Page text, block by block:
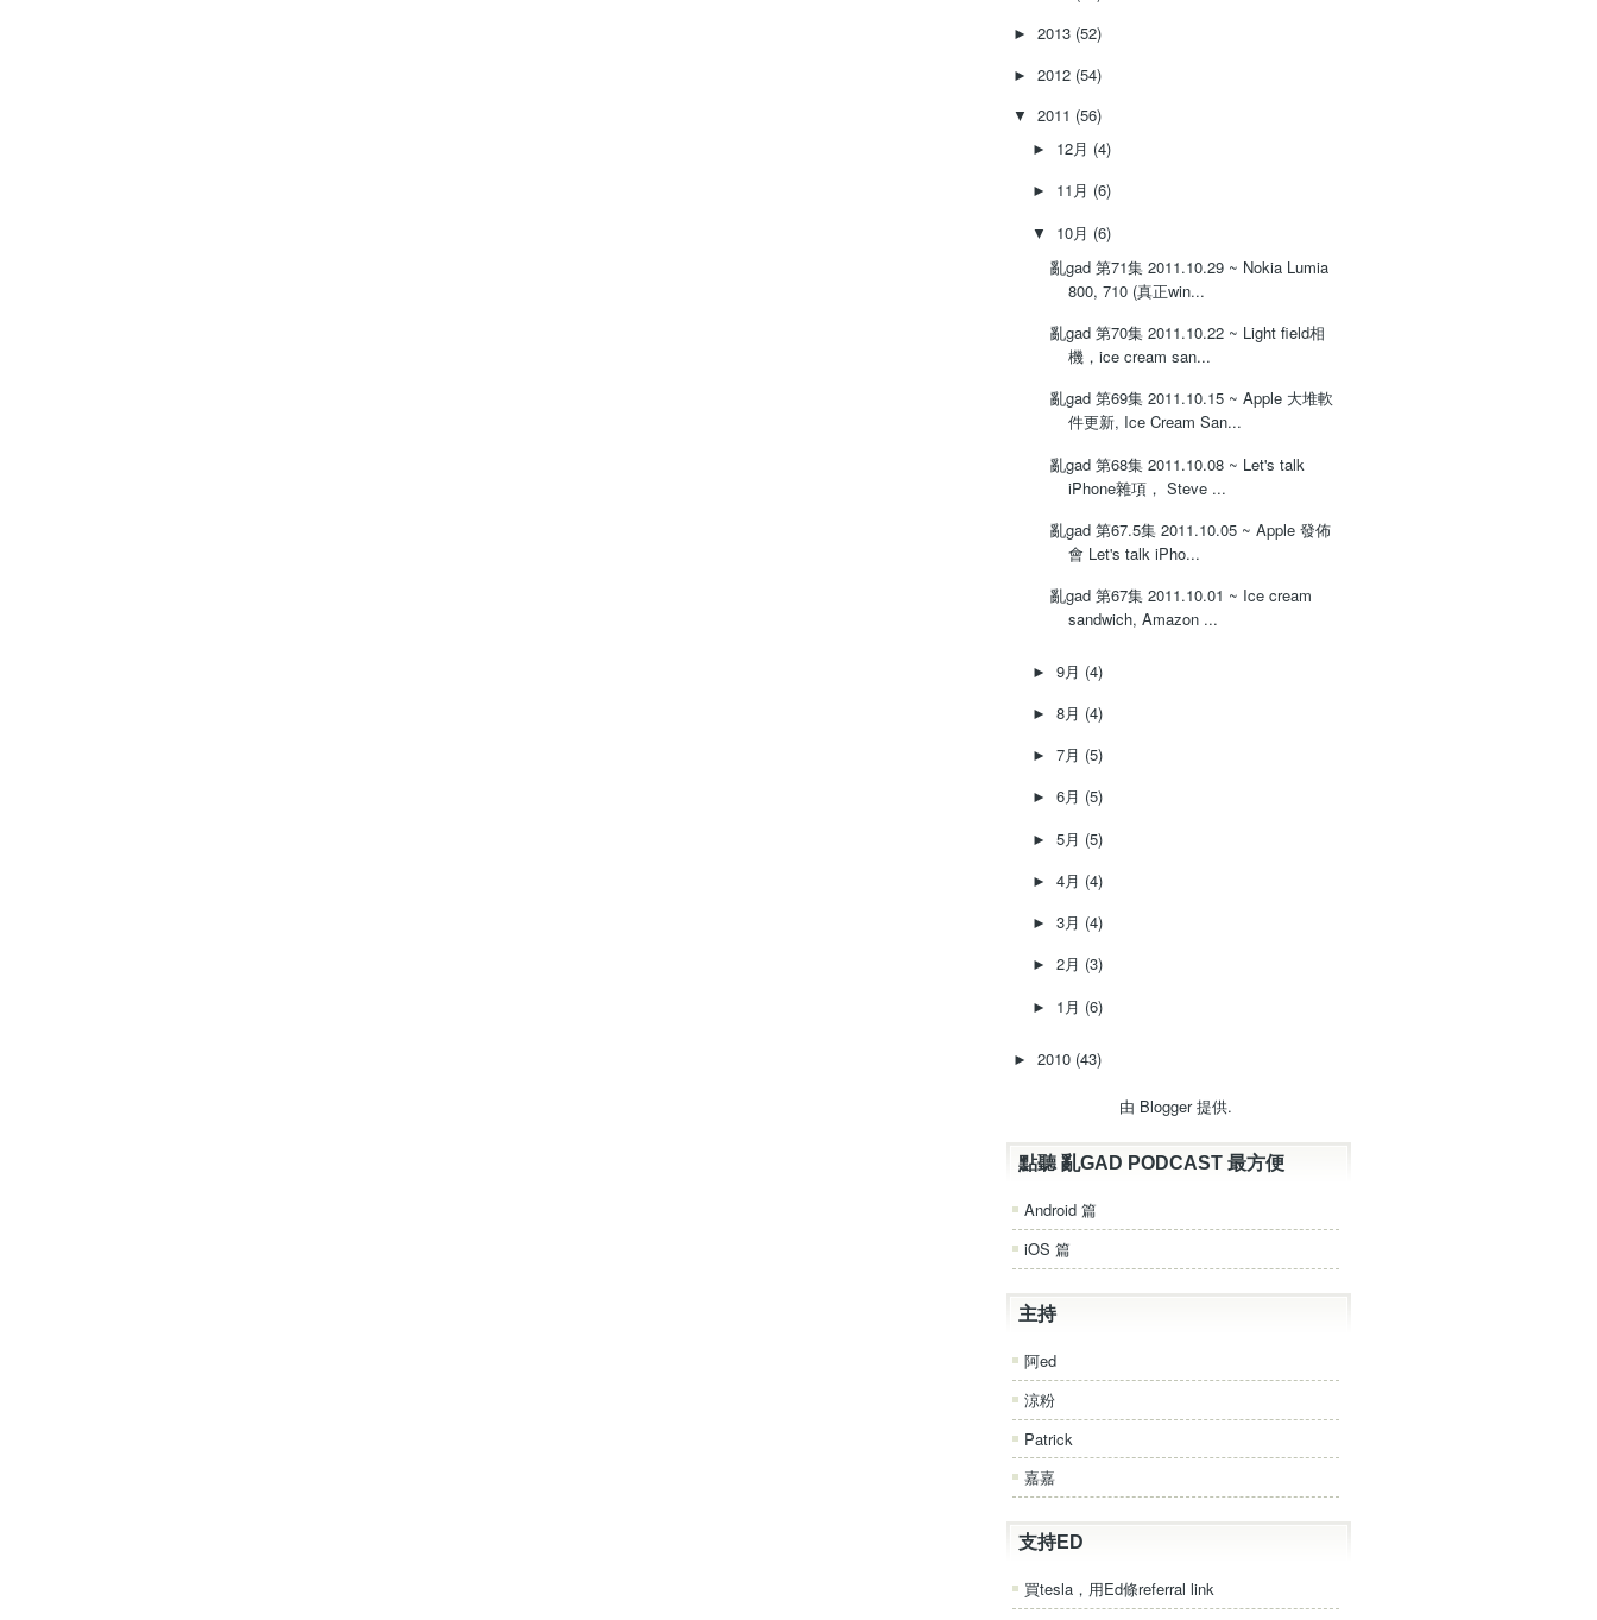
► 2013 (52)
► 2012 (54)
▼ 2011 (56)
► 12月 (4)
► 11月 (6)
▼ 10月 (6)
亂gad 第71集 2011.10.29 ~ Nokia Lumia
800, 710 (真正win...
亂gad 第70集 2011.10.22 ~ Light field相
機，ice cream san...
亂gad 第69集 2011.10.15 ~ Apple 大堆軟
件更新, Ice Cream San...
亂gad 第68集 2011.10.08 ~ Let's talk
iPhone雜項， Steve ...
亂gad 第67.5集 2011.10.05 ~ Apple 發佈
會 Let's talk iPho...
亂gad 第67集 2011.10.01 ~ Ice cream
sandwich, Amazon ...
► 9月 (4)
► 8月 (4)
► 7月 (5)
► 6月 (5)
► 5月 (5)
► 4月 (4)
► 3月 (4)
► 2月 (3)
► 1月 (6)
► 2010 (43)
由 Blogger提供.
點聽 亂GAD PODCAST 最方便
Android 篇
iOS 篇
主持
阿ed
涼粉
Patrick
嘉嘉
支持ED
買tesla，用Ed條referral link